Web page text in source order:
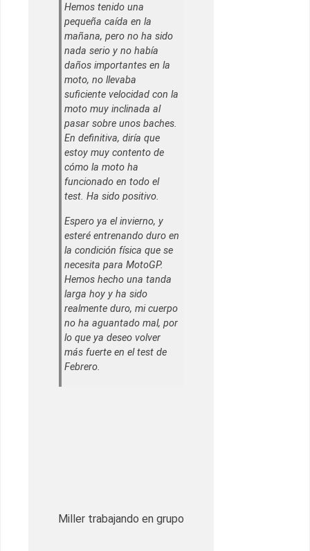
Hemos tenido una
pequeña caída en la
mañana, pero no ha sido
nada serio y no había
daños importantes en la
moto, no llevaba
suficiente velocidad con la
moto muy inclinada al
pasar sobre unos baches.
En definitiva, diría que
estoy muy contento de
cómo la moto ha
funcionado en todo el
test. Ha sido positivo.
Espero ya el invierno, y
esteré entrenando duro en
la condición física que se
necesita para MotoGP.
Hemos hecho una tanda
larga hoy y ha sido
realmente duro, mi cuerpo
no ha aguantado mal, por
lo que ya deseo volver
más fuerte en el test de
Febrero.
Miller trabajando en grupo